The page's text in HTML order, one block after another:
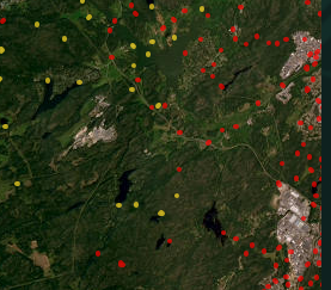
+3
+3
+1
+5
+1
+5
+5
+3
+2
+4
+2
+1
+4